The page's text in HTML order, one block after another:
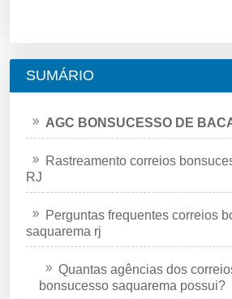
SUMÁRIO
AGC BONSUCESSO DE
Rastreamento correios
RJ
Perguntas frequentes correios
saquarema rj
Quantas agências dos
bonsucesso saquarema possui?